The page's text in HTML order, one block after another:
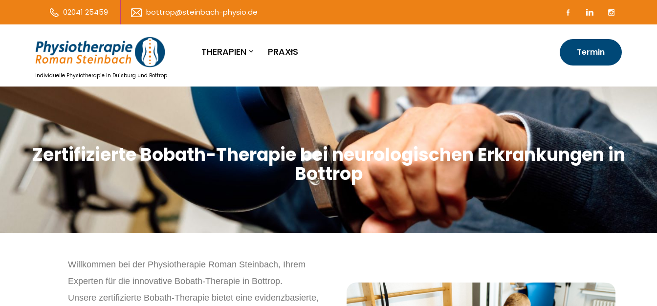
02041 25459 bottrop@steinbach-physio.de
Individuelle Physiotherapie in Duisburg und Bottrop
THERAPIEN PRAXIS Termin
Zertifizierte Bobath-Therapie bei neurologischen Erkrankungen in
Bottrop
Willkommen bei der Physiotherapie Roman Steinbach, Ihrem
Experten für die innovative Bobath-Therapie in Bottrop.
Unsere zertifizierte Bobath-Therapie bietet eine evidenzbasierte,